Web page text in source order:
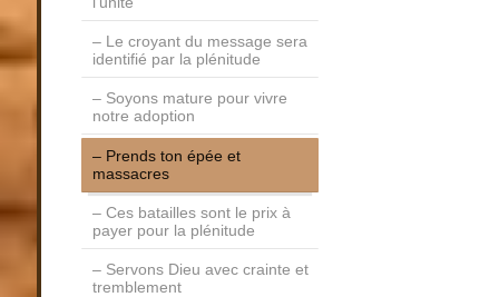
Le croyant du message sera
identifié par la plénitude
Soyons mature pour vivre
notre adoption
Prends ton épée et
massacres
Ces batailles sont le prix à
payer pour la plénitude
Servons Dieu avec crainte et
tremblement